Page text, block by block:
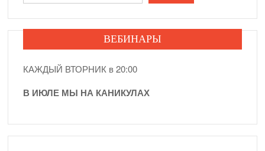
ВЕБИНАРЫ
КАЖДЫЙ ВТОРНИК в 20:00
В ИЮЛЕ МЫ НА КАНИКУЛАХ